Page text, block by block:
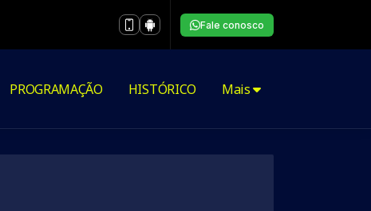
Fale conosco
PROGRAMAÇÃO HISTÓRICO Mais